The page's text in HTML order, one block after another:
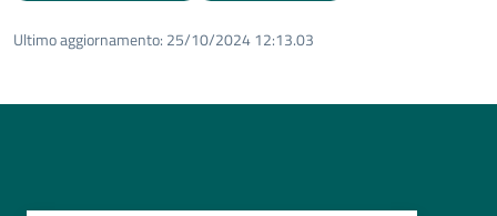
Ultimo aggiornamento: 25/10/2024 12:13.03